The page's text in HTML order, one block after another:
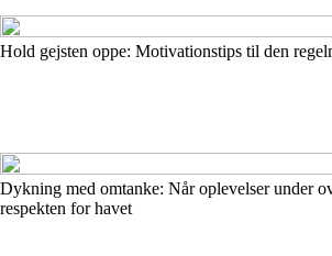
Hold gejsten oppe: Motivationstips til den
Dykning med omtanke: Når oplevelser under
respekten for havet